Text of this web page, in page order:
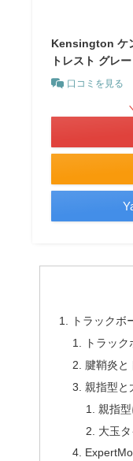
Kensington ケ
トレスト グレ
口コミを見る
トラックボ
トラッ
腱鞘炎と
親指型と
親指
大玉